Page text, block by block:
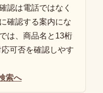
認は電話ではなく
確認する案内にな
は、商品名と13桁
可否を確認しやす
索へ